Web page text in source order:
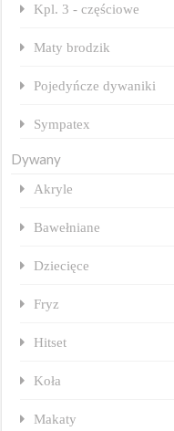
Kpl. 3 - częściowe
Maty brodzik
Pojedyńcze dywaniki
Sympatex
Dywany
Akryle
Bawełniane
Dziecięce
Fryz
Hitset
Koła
Makaty